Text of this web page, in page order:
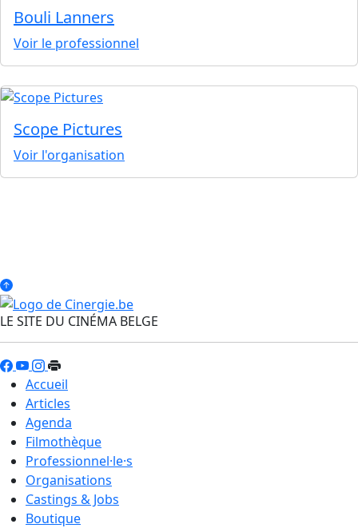
Bouli Lanners
Voir le professionnel
Scope Pictures
Voir l'organisation
LE SITE DU CINÉMA BELGE
Accueil
Articles
Agenda
Filmothèque
Professionnel·le·s
Organisations
Castings & Jobs
Boutique